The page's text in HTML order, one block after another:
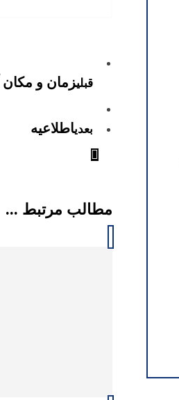
قبلیزمان و مکان
بعدیاطلاعیه
مطالب مرتبط ...